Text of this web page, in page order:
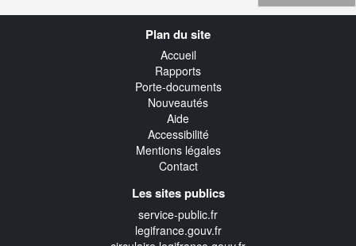
Plan du site
Accueil
Rapports
Porte-documents
Nouveautés
Aide
Accessibilité
Mentions légales
Contact
Les sites publics
service-public.fr
legifrance.gouv.fr